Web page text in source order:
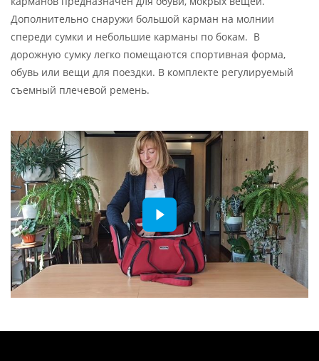
Дополнительно снаружи большой карман на молнии
спереди сумки и небольшие карманы по бокам. В
дорожную сумку легко помещаются спортивная форма,
обувь или вещи для поездки. В комплекте регулируемый
съемный плечевой ремень.